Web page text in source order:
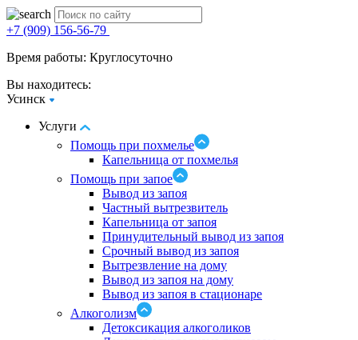
+7 (909) 156-56-79
Время работы: Круглосуточно
Вы находитесь:
Усинск
Услуги
Помощь при похмелье
Капельница от похмелья
Помощь при запое
Вывод из запоя
Частный вытрезвитель
Капельница от запоя
Принудительный вывод из запоя
Срочный вывод из запоя
Вытрезвление на дому
Вывод из запоя на дому
Вывод из запоя в стационаре
Алкоголизм
Детоксикация алкоголиков